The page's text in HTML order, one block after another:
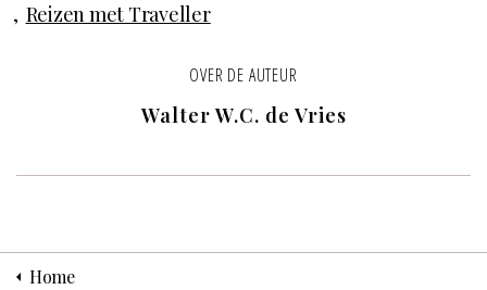
Reizen met Traveller
OVER DE AUTEUR
Walter W.C. de Vries
Home